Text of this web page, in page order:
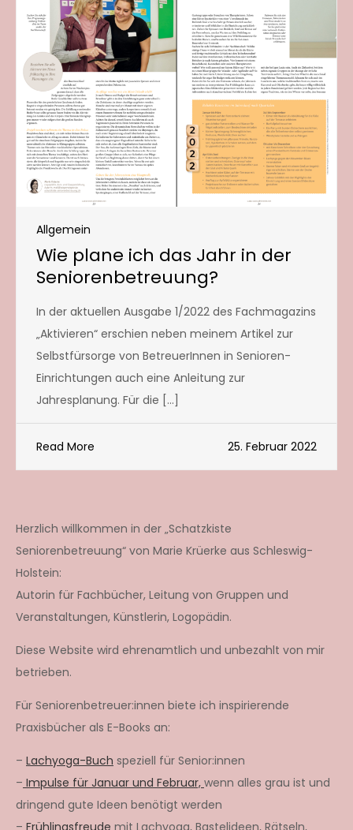
Allgemein
Wie plane ich das Jahr in der
Seniorenbetreuung?
In der aktuellen Ausgabe 1/2022 des Fachmagazins
„Aktivieren“ erschien neben meinem Artikel zur
Selbstfürsorge von BetreuerInnen in Senioren-
Einrichtungen auch eine Anleitung zur
Jahresplanung. Für die […]
Read More 25. Februar 2022
Herzlich willkommen in der „Schatzkiste
Seniorenbetreuung“ von Marie Krüerke aus Schleswig-
Holstein:
Autorin für Fachbücher, Leitung von Gruppen und
Veranstaltungen, Künstlerin, Logopädin.
Diese Website wird ehrenamtlich und unbezahlt von mir
betrieben.
Für Seniorenbetreuer:innen biete ich inspirierende
Praxisbücher als E-Books an:
– Lachyoga-Buch speziell für Senior:innen
– Impulse für Januar und Februar, wenn alles grau ist und
dringend gute Ideen benötigt werden